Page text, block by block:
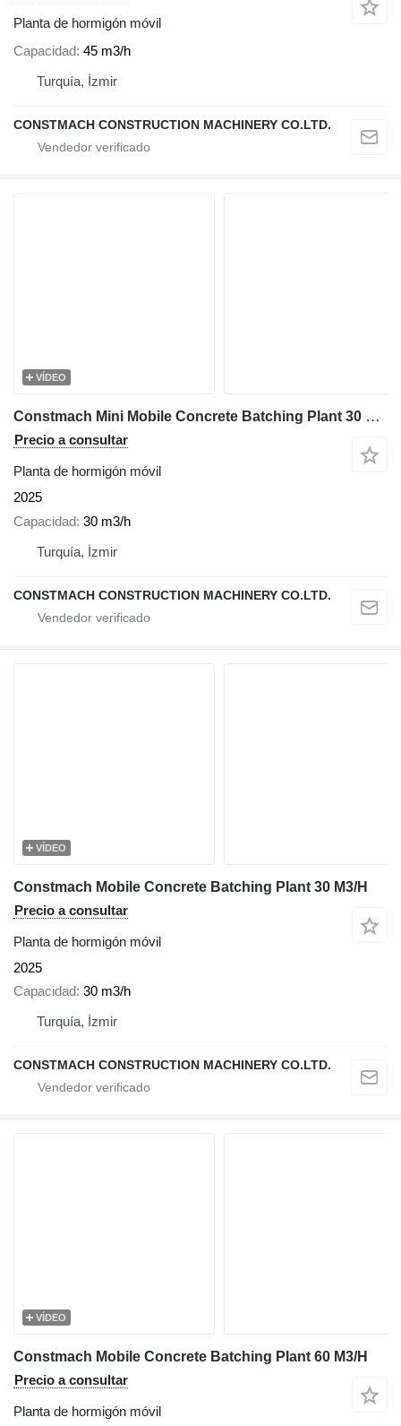
Planta de hormigón móvil
Capacidad 45 m3/h
Turquía, İzmir
CONSTMACH CONSTRUCTION MACHINERY CO.LTD.
VÍDEO
Constmach Mini Mobile Concrete Batching Plant 30 M3/H
Precio a consultar
Planta de hormigón móvil
2025
Capacidad 30 m3/h
Turquía, İzmir
CONSTMACH CONSTRUCTION MACHINERY CO.LTD.
VÍDEO
Constmach Mobile Concrete Batching Plant 30 M3/H
Precio a consultar
Planta de hormigón móvil
2025
Capacidad 30 m3/h
Turquía, İzmir
CONSTMACH CONSTRUCTION MACHINERY CO.LTD.
VÍDEO
Constmach Mobile Concrete Batching Plant 60 M3/H
Precio a consultar
Planta de hormigón móvil